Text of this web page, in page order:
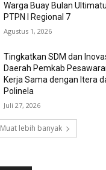
Warga Buay Bulan
PTPN I Regional 7
Agustus 1, 2026
Tingkatkan SDM dan
Daerah Pemkab
Kerja Sama dengan Itera
Polinela
Juli 27, 2026
Muat lebih banyak